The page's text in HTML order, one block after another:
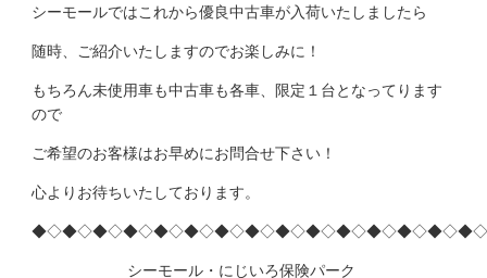
シーモールではこれから優良中古車が入荷いたしましたら
随時、ご紹介いたしますのでお楽しみに！
もちろん未使用車も中古車も各車、限定１台となってります
ので
ご希望のお客様はお早めにお問合せ下さい！
心よりお待ちいたしております。
シーモール・にじいろ保険パーク